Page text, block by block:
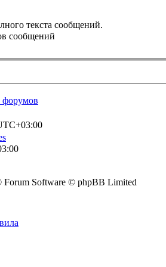
текста сообщений.
сообщений
Forum Software © phpBB Limited